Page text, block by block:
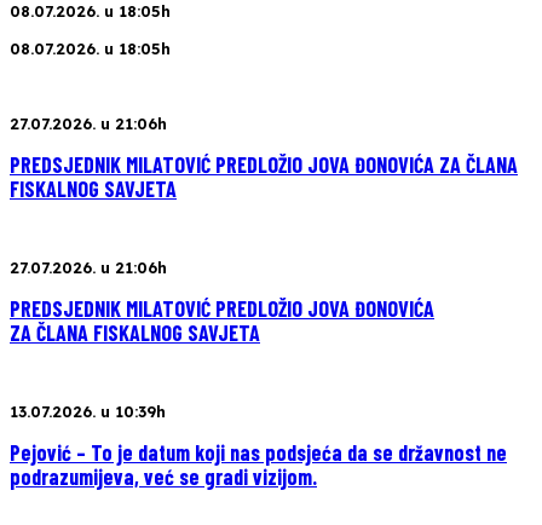
08.07.2026. u 18:05h
08.07.2026. u 18:05h
27.07.2026. u 21:06h
PREDSJEDNIK MILATOVIĆ PREDLOŽIO JOVA ĐONOVIĆA ZA ČLANA
FISKALNOG SAVJETA
27.07.2026. u 21:06h
PREDSJEDNIK MILATOVIĆ PREDLOŽIO JOVA ĐONOVIĆA
ZA ČLANA FISKALNOG SAVJETA
13.07.2026. u 10:39h
Pejović – To je datum koji nas podsjeća da se državnost ne
podrazumijeva, već se gradi vizijom.